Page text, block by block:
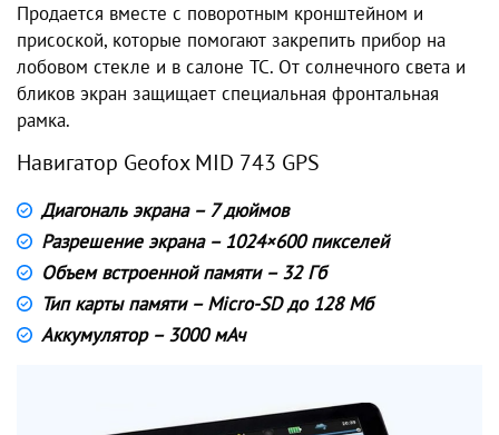
Продается вместе с поворотным кронштейном и
присоской, которые помогают закрепить прибор на
лобовом стекле и в салоне ТС. От солнечного света и
бликов экран защищает специальная фронтальная
рамка.
Навигатор Geofox MID 743 GPS
Диагональ экрана – 7 дюймов
Разрешение экрана – 1024×600 пикселей
Объем встроенной памяти – 32 Гб
Тип карты памяти – Micro-SD до 128 Мб
Аккумулятор – 3000 мАч